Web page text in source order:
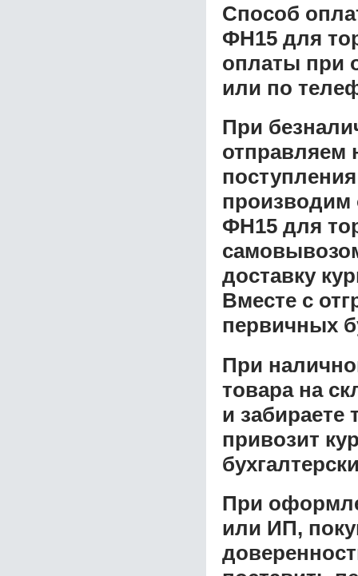
Способ
ФН15 для
оплаты при
или по
При
отправляем
производим
ФН15 для
доставку
Вместе с
первичных
При
товара на
и забираете
привозит
При
или ИП,